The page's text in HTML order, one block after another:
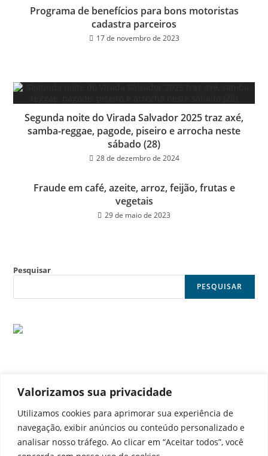
Valorizamos sua privacidade
Utilizamos cookies para aprimorar sua experiência de
navegação, exibir anúncios ou conteúdo personalizado e
analisar nosso tráfego. Ao clicar em “Aceitar todos”, você
Programa de benefícios para bons motoristas
cadastra parceiros
17 de novembro de 2023
Segunda noite do Virada Salvador 2025 traz axé,
samba-reggae, pagode, piseiro e arrocha neste
sábado (28)
28 de dezembro de 2024
Fraude em café, azeite, arroz, feijão, frutas e
vegetais
29 de maio de 2023
Pesquisar
PESQUISAR